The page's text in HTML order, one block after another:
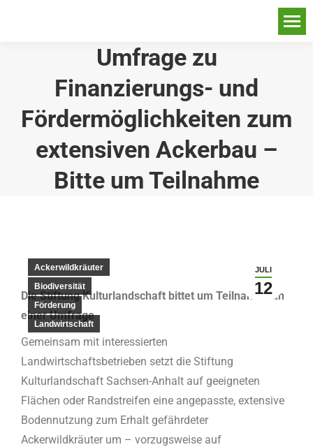
Umfrage zu
Finanzierungs- und
Fördermöglichkeiten zum
extensiven Ackerbau –
Bitte um Teilnahme
JULI
12
Ackerwildkräuter
Biodiversität
Förderung
Landwirtschaft
Die Stiftung Kulturlandschaft bittet um Teilnahme an
einer Umfrage
Gemeinsam mit interessierten
Landwirtschaftsbetrieben setzt die Stiftung
Kulturlandschaft Sachsen-Anhalt auf geeigneten
Flächen oder Randstreifen eine angepasste, extensive
Bodennutzung zum Erhalt gefährdeter
Ackerwildkräuter um – vorzugsweise auf